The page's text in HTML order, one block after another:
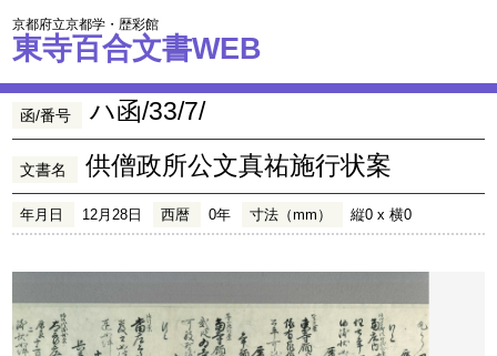
京都府立京都学・歴彩館
東寺百合文書WEB
函/番号 ハ函/33/7/
文書名 供僧政所公文真祐施行状案
年月日 12月28日 西暦 0年 寸法（mm） 縦0 x 横0